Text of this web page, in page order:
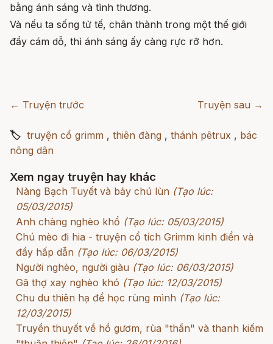
bằng ánh sáng và tình thương.
Và nếu ta sống tử tế, chân thành trong một thế giới
đầy cám dỗ, thì ánh sáng ấy càng rực rỡ hơn.
← Truyện trước Truyện sau →
🏷 truyện cổ grimm , thiên đàng , thánh pêtrux , bác
nông dân
Xem ngay truyện hay khác
Nàng Bạch Tuyết và bảy chú lùn (Tạo lúc:
05/03/2015)
Anh chàng nghèo khổ (Tạo lúc: 05/03/2015)
Chú mèo đi hia - truyện cổ tích Grimm kinh điển và
đầy hấp dẫn (Tạo lúc: 06/03/2015)
Người nghèo, người giàu (Tạo lúc: 06/03/2015)
Gã thợ xay nghèo khó (Tạo lúc: 12/03/2015)
Chu du thiên hạ để học rùng mình (Tạo lúc:
12/03/2015)
Truyền thuyết về hồ gươm, rùa "thần" và thanh kiếm